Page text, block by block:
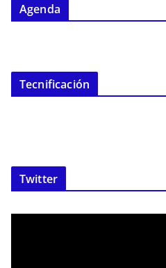
Agenda
Tecnificación
Twitter